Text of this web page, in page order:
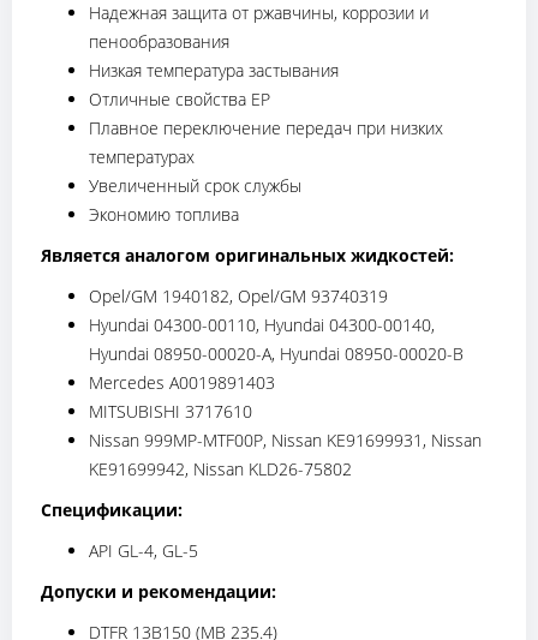
Надежная защита от ржавчины, коррозии и
пенообразования
Низкая температура застывания
Отличные свойства EP
Плавное переключение передач при низких
температурах
Увеличенный срок службы
Экономию топлива
Является аналогом оригинальных жидкостей:
Opel/GM 1940182, Opel/GM 93740319
Hyundai 04300-00110, Hyundai 04300-00140,
Hyundai 08950-00020-A, Hyundai 08950-00020-B
Mercedes A0019891403
MITSUBISHI 3717610
Nissan 999MP-MTF00P, Nissan KE91699931, Nissan
KE91699942, Nissan KLD26-75802
Спецификации:
API GL-4, GL-5
Допуски и рекомендации:
DTFR 13B150 (MB 235.4)